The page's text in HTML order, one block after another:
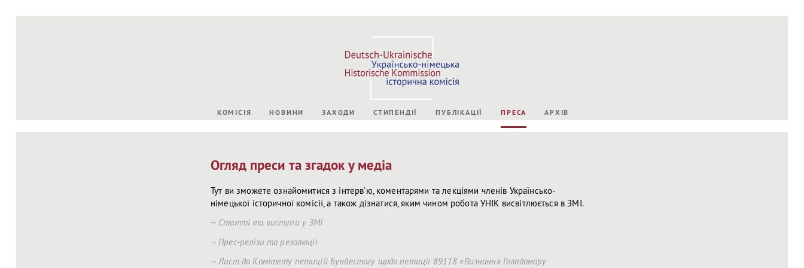
КОМІСІЯ НОВИНИ ЗАХОДИ СТИПЕНДІЇ ПУБЛІКАЦІЇ ПРЕСА АРХІВ
Огляд преси та згадок у медіа
Тут ви зможете ознайомитися з інтерв‘ю, коментарями та лекціями членів Українсько-
німецької історичної комісії, а також дізнатися, яким чином робота УНІК висвітлюється в ЗМІ.
Статті та виступи у ЗМІ
Прес-релізи та резолюції
Лист до Комітету петицій Бундестагу щодо петиції 89118 «Визнання Голодомору